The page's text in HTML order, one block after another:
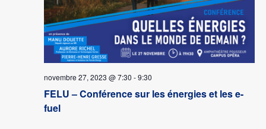
novembre 27, 2023 @ 7:30 -9:30
FELU – Conférence sur les énergies et les e-
fuel